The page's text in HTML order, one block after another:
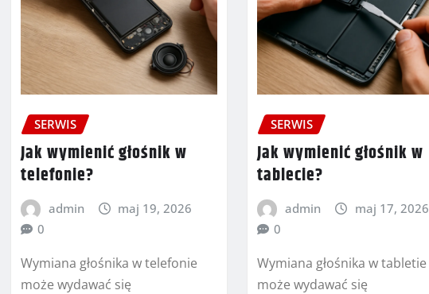
SERWIS
Jak wymienić głośnik w
telefonie?
admin
maj 19, 2026
0
Wymiana głośnika w telefonie
może wydawać się
SERWIS
Jak wymienić głośnik w
tablecie?
admin
maj 17, 2026
0
Wymiana głośnika w tabletie
może wydawać się